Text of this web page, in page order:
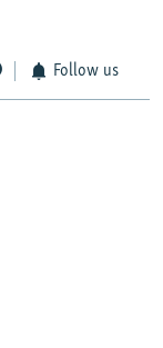
Follow us